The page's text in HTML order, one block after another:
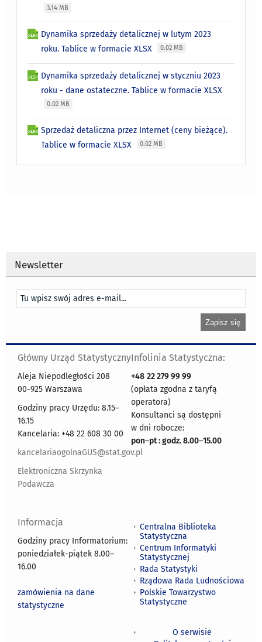
3.14 MB
Dynamika sprzedaży detalicznej w lutym 2023
roku. Tablice w formacie XLSX
0.02 MB
Dynamika sprzedaży detalicznej w styczniu 2023
roku - dane ostateczne. Tablice w formacie XLSX
0.02 MB
Sprzedaż detaliczna przez Internet (ceny bieżące).
Tablice w formacie XLSX
0.02 MB
Newsletter
Główny Urząd Statystyczny
Aleja Niepodległości 208
00-925 Warszawa
Godziny pracy Urzędu: 8.15–
16.15
Kancelaria: +48 22 608 30 00
kancelariaogolnaGUS@stat.gov.pl
Elektroniczna Skrzynka
Podawcza
Infolinia Statystyczna:
+48 22 279 99 99
(opłata zgodna z taryfą
operatora)
Konsultanci są dostępni
w dni robocze:
pon–pt : godz. 8.00–15.00
Informacja
Godziny pracy Informatorium:
poniedziałek-piątek 8.00–
16.00
zamówienia na dane
statystyczne
Centralna Biblioteka
Statystyczna
Centrum Informatyki
Statystycznej
Rada Statystyki
Rządowa Rada Ludnościowa
Polskie Towarzystwo
Statystyczne
O serwisie